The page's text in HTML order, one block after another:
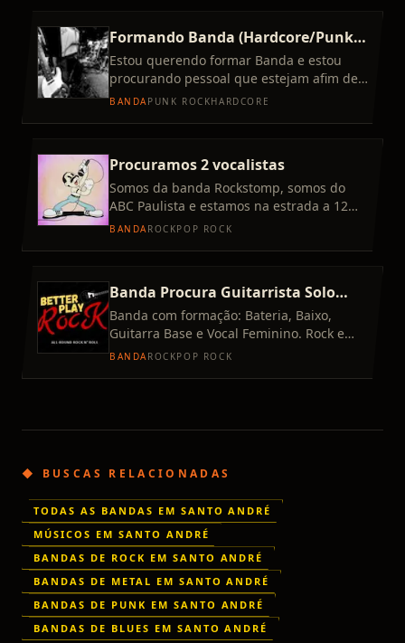
Formando Banda (Hardcore/Punk
Rock)
Estou querendo formar Banda e estou
procurando pessoal que estejam afim de
fazer um som com influências de
BANDAPUNK ROCKHARDCORE
Procuramos 2 vocalistas
Somos da banda Rockstomp, somos do
ABC Paulista e estamos na estrada a 12
anos, resolvemos remodelar nosso set list
BANDAROCKPOP ROCK
Banda Procura Guitarrista Solo
/Tecladista (ABC Paulista)
Banda com formação: Bateria, Baixo,
Guitarra Base e Vocal Feminino. Rock e
Pop Rock tipo Green Day, Foo Fighters,
BANDAROCKPOP ROCK
◆ BUSCAS RELACIONADAS
TODAS AS BANDAS EM SANTO ANDRÉ
MÚSICOS EM SANTO ANDRÉ
BANDAS DE ROCK EM SANTO ANDRÉ
BANDAS DE METAL EM SANTO ANDRÉ
BANDAS DE PUNK EM SANTO ANDRÉ
BANDAS DE BLUES EM SANTO ANDRÉ